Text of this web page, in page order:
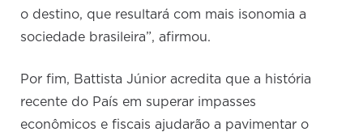
o destino, que resultará com mais isonomia a
sociedade brasileira”, afirmou.
Por fim, Battista Júnior acredita que a história
recente do País em superar impasses
econômicos e fiscais ajudarão a pavimentar o